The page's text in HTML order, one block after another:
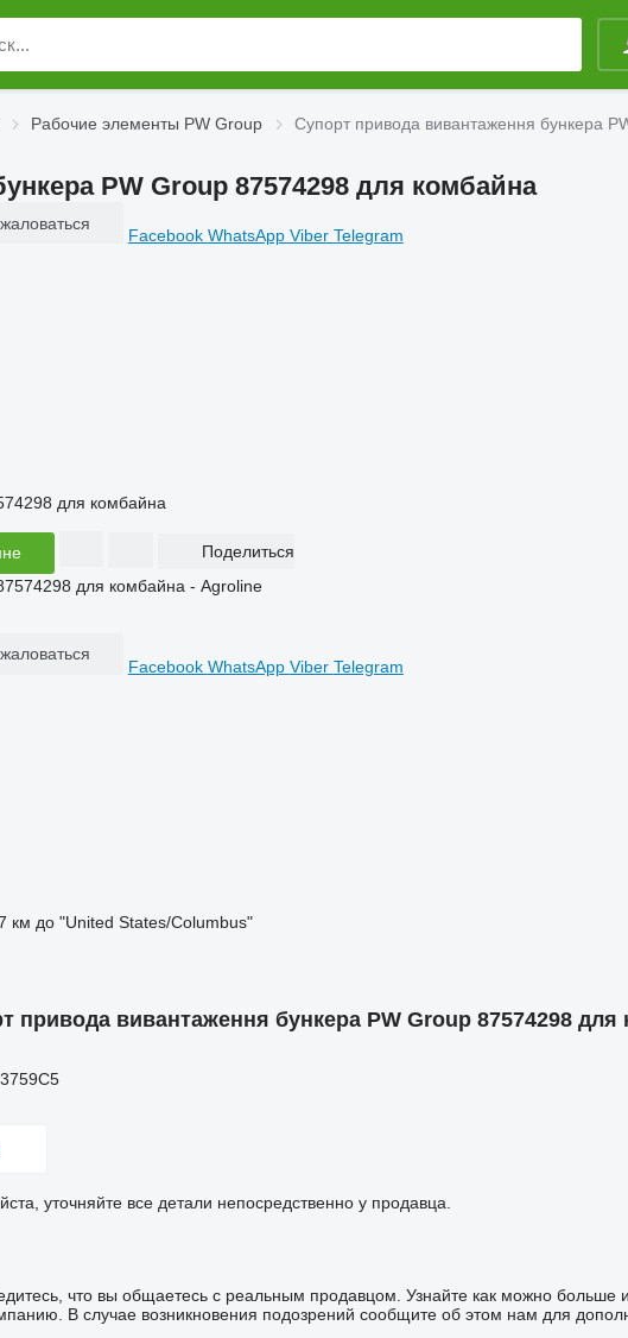
Рабочие элементы PW Group Супорт привода вивантаження бункера
PW Group 87574298 для комбайна
Facebook WhatsApp Viber Telegram
для комбайна
Поделиться
Facebook WhatsApp Viber Telegram
км до "United States/Columbus"
вивантаження бункера PW Group 87574298 для
уточняйте все детали непосредственно у продавца.
что вы общаетесь с реальным продавцом. Узнайте как можно
В случае возникновения подозрений сообщите об этом нам для